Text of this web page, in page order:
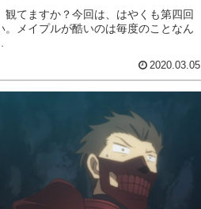
てますか？今回は、はやくも第四回
メイプルが酷いのは毎度のことなん
2020.03.05